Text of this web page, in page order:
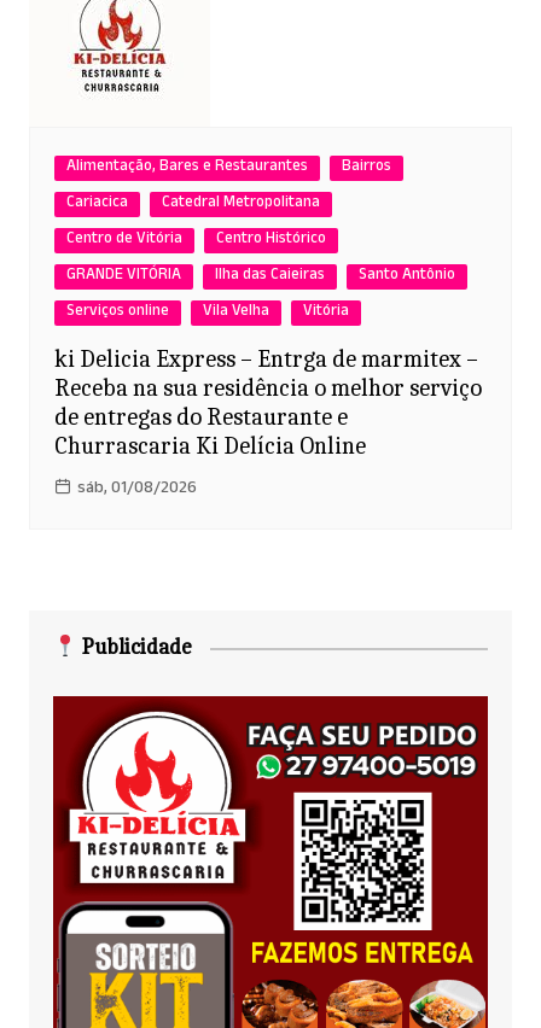
Alimentação, Bares e Restaurantes
Bairros
Cariacica
Catedral Metropolitana
Centro de Vitória
Centro Histórico
GRANDE VITÓRIA
Ilha das Caieiras
Santo Antônio
Serviços online
Vila Velha Vitória
ki Delicia Express – Entrga de marmitex –
Receba na sua residência o melhor serviço
de entregas do Restaurante e
Churrascaria Ki Delícia Online
sáb, 01/08/2026
Publicidade